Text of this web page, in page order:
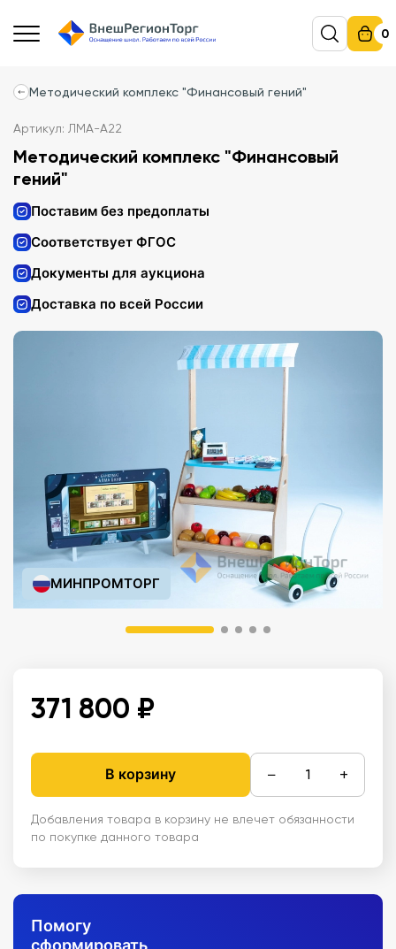
0
Методический комплекс "Финансовый гений"
Артикул: ЛМА-А22
Методический комплекс "Финансовый
гений"
Поставим без предоплаты
Соответствует ФГОС
Документы для аукциона
Доставка по всей России
МИНПРОМТОРГ
371 800 ₽
В корзину − +
Добавления товара в корзину не влечет обязанности
по покупке данного товара
Помогу
сформировать